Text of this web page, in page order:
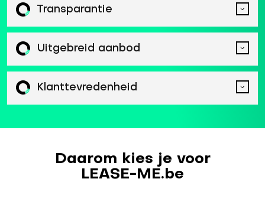
Transparantie
Uitgebreid aanbod
Klanttevredenheid
Daarom kies je voor
LEASE-ME.be